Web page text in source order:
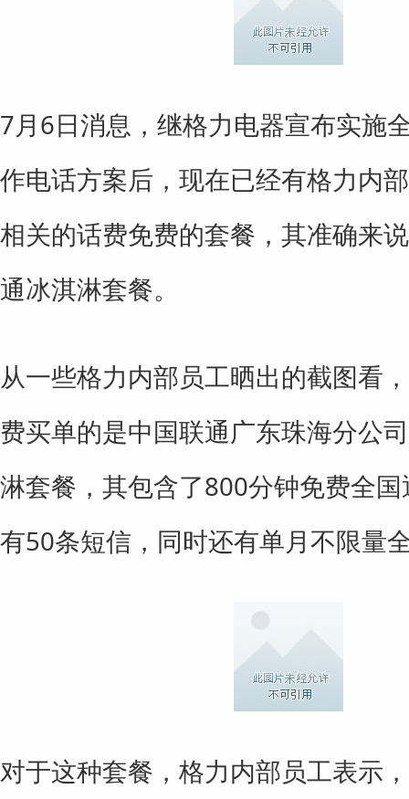
7月6日消息，继格力电器宣布实施
作电话方案后，现在已经有格力内
相关的话费免费的套餐，其准确来
通冰淇淋套餐。
从一些格力内部员工晒出的截图看
费买单的是中国联通广东珠海分公
淋套餐，其包含了800分钟免费全
有50条短信，同时还有单月不限量
对于这种套餐，格力内部员工表示